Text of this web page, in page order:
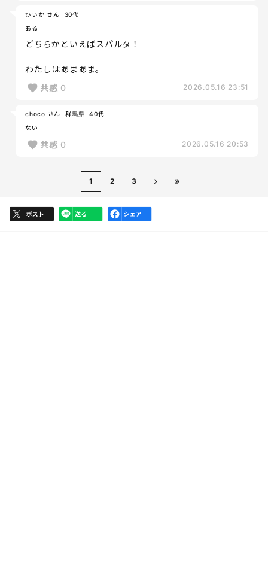
ひぃか さん
30代
ある
どちらかといえばスパルタ！
わたしはあまあま。
共感 0 2026.05.16 23:51
choco さん 群馬県
40代
ない
共感 0 2026.05.16 20:53
1 2 3